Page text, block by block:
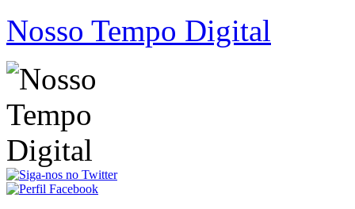
Nosso Tempo Digital